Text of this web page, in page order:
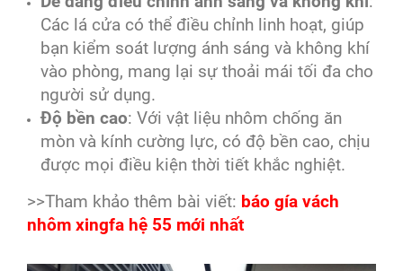
Các lá cửa có thể điều chỉnh linh hoạt, giúp
bạn kiểm soát lượng ánh sáng và không khí
vào phòng, mang lại sự thoải mái tối đa cho
người sử dụng.
Độ bền cao: Với vật liệu nhôm chống ăn
mòn và kính cường lực, có độ bền cao, chịu
được mọi điều kiện thời tiết khắc nghiệt.
>>Tham khảo thêm bài viết: báo gía vách
nhôm xingfa hệ 55 mới nhất